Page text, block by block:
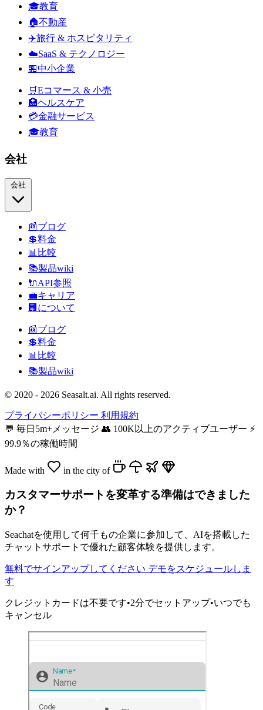
🎓教育
🏠不動産
✈️旅行 & ホスピタリティ
☁️SaaS & テクノロジー
🏪中小企業
🛒Eコマース & 小売
🏥ヘルスケア
💳金融サービス
🎓教育
会社
📰ブログ
💲料金
📊 比較
📚製品wiki
🔌API参照
💼キャリア
🏢 について
📰ブログ
💲料金
📊 比較
📚製品wiki
© 2020 - 2026 Seasalt.ai. All rights reserved.
プライバシーポリシー 利用規約
💬 毎日5m+メッセージ 👥 100K以上のアクティブユーザー ⚡
99.9％の稼働時間
Made with in the city of
カスタマーサポートを変革する準備はできました
か？
Seachatを使用して何千もの企業に参加して、AIを搭載した
チャットサポートで優れた顧客体験を提供します。
無料でサインアップしてください デモをスケジュールしま
す
クレジットカードは不要です•2分でセットアップ•いつでも
キャンセル